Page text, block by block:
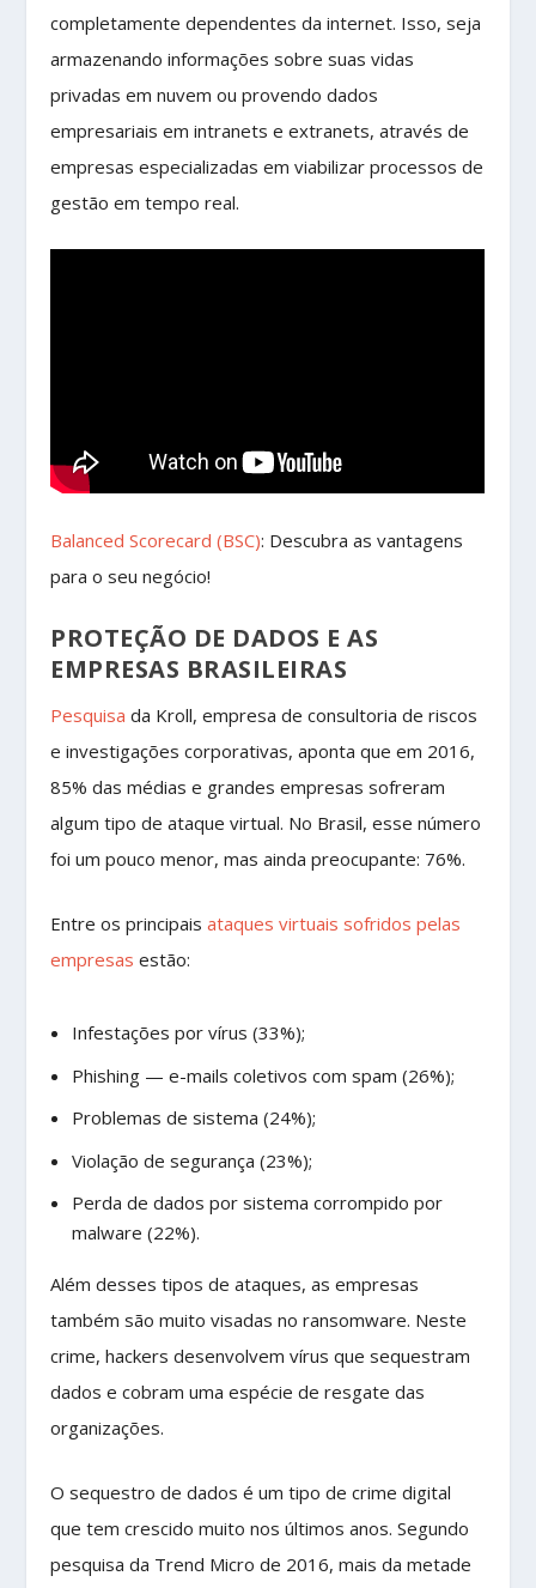
completamente dependentes da internet. Isso, seja
armazenando informações sobre suas vidas
privadas em nuvem ou provendo dados
empresariais em intranets e extranets, através de
empresas especializadas em viabilizar processos de
gestão em tempo real.
Balanced Scorecard (BSC): Descubra as vantagens
para o seu negócio!
PROTEÇÃO DE DADOS E AS
EMPRESAS BRASILEIRAS
Pesquisa da Kroll, empresa de consultoria de riscos
e investigações corporativas, aponta que em 2016,
85% das médias e grandes empresas sofreram
algum tipo de ataque virtual. No Brasil, esse número
foi um pouco menor, mas ainda preocupante: 76%.
Entre os principaisataques virtuais sofridos pelas
empresas estão:
Infestações por vírus (33%);
Phishing — e-mails coletivos com spam (26%);
Problemas de sistema (24%);
Violação de segurança (23%);
Perda de dados por sistema corrompido por
malware (22%).
Além desses tipos de ataques, as empresas
também são muito visadas no ransomware. Neste
crime, hackers desenvolvem vírus que sequestram
dados e cobram uma espécie de resgate das
organizações.
O sequestro de dados é um tipo de crime digital
que tem crescido muito nos últimos anos. Segundo
pesquisa da Trend Micro de 2016, mais da metade